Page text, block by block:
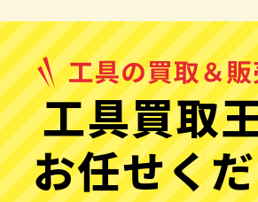
工具買取
お任せく